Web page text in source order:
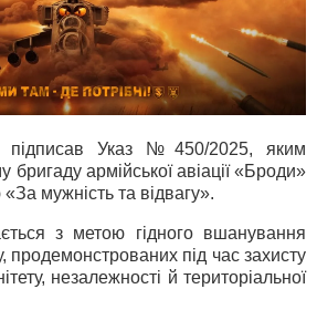
підписав Указ №450/2025, яким
бригаду армійської авіації «Броди»
мужність та відвагу».
з метою гідного вшанування
продемонстрованих під час захисту
незалежності й територіальної